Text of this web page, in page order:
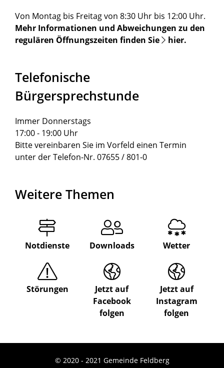
Von Montag bis Freitag von 8:30 Uhr bis 12:00 Uhr.
Mehr Informationen und Abweichungen zu den
regulären Öffnungszeiten finden Sie
hier.
Telefonische
Bürgersprechstunde
Immer Donnerstags
17:00 - 19:00 Uhr
Bitte vereinbaren Sie im Vorfeld einen Termin
unter der Telefon-Nr. 07655 / 801-0
Weitere Themen
Notdienste Downloads Wetter
Störungen
Jetzt auf
Facebook
folgen
Jetzt auf
Instagram
folgen
© 2020 - 2021 Gemeinde Feldberg